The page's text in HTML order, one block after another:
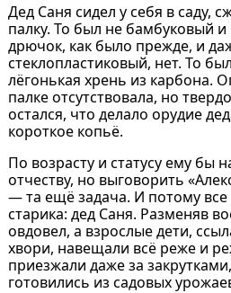
Дед Саня сидел у себя в саду,
палку. То был не бамбуковый
дрючок, как было прежде, и
стеклопластиковый, нет. То
лёгонькая хрень из карбона.
палке отсутствовала, но
остался, что делало орудие
короткое копьё.
По возрасту и статусу ему бы
отчеству, но выговорить
— та ещё задача. И потому все
старика: дед Саня. Разменяв
овдовел, а взрослые дети,
хвори, навещали всё реже и
приезжали даже за
готовились из садовых